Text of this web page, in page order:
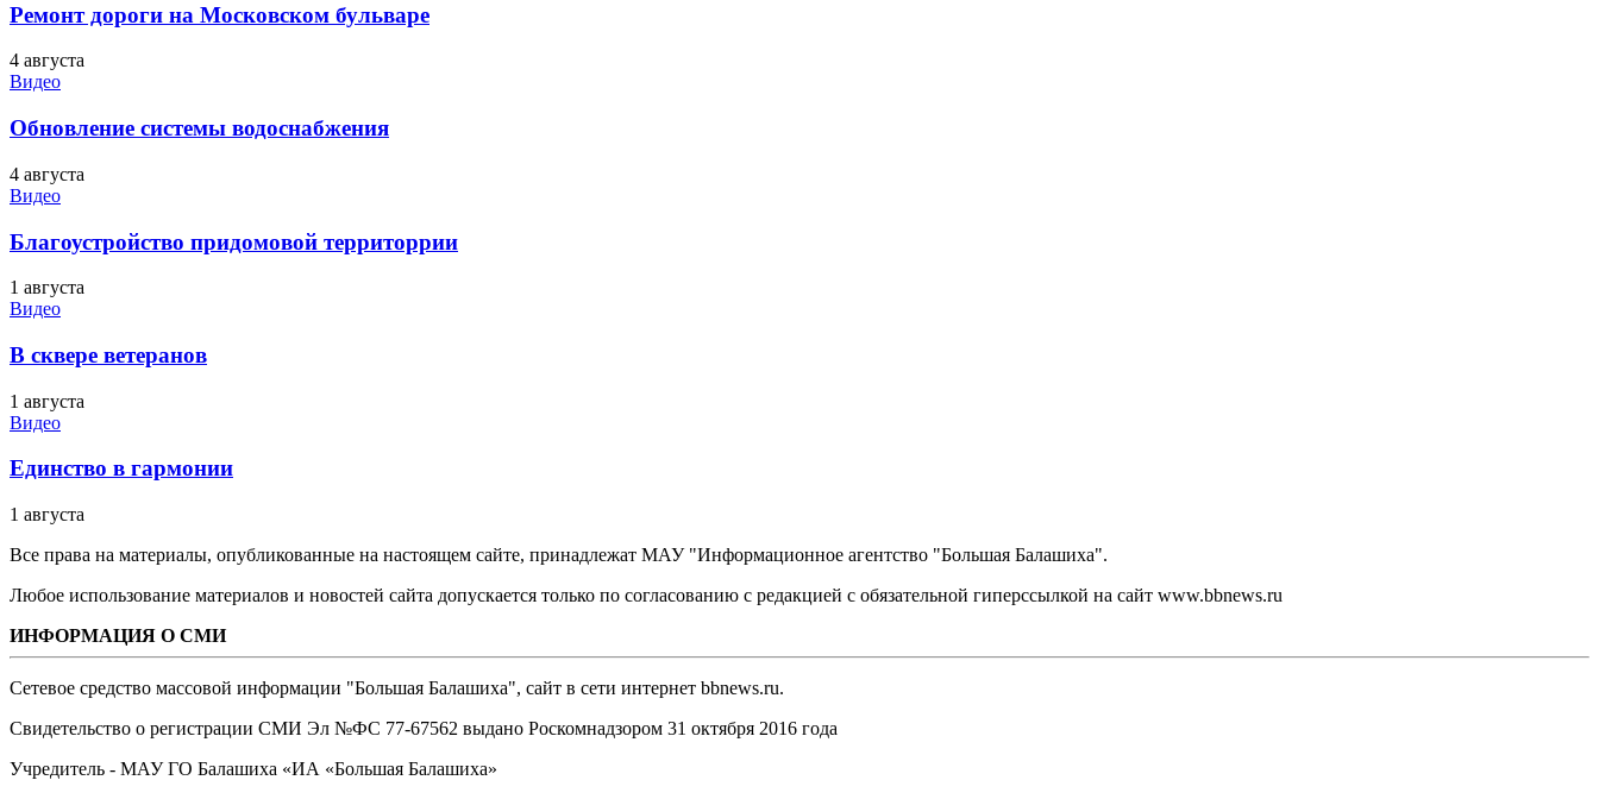
Ремонт дороги на Московском бульваре
4 августа
Видео
Обновление системы водоснабжения
4 августа
Видео
Благоустройство придомовой территоррии
1 августа
Видео
В сквере ветеранов
1 августа
Видео
Единство в гармонии
1 августа
Все права на материалы, опубликованные на настоящем сайте, принадлежат МАУ "Информационное агентство "Большая Балашиха".
Любое использование материалов и новостей сайта допускается только по согласованию с редакцией с обязательной гиперссылкой на сайт www.bbnews.ru
ИНФОРМАЦИЯ О СМИ
Сетевое средство массовой информации "Большая Балашиха", сайт в сети интернет bbnews.ru.
Свидетельство о регистрации СМИ Эл №ФС ‎77-67562 выдано Роскомнадзором 31 октября 2016 года
Учредитель - МАУ ГО Балашиха «ИА «Большая Балашиха»